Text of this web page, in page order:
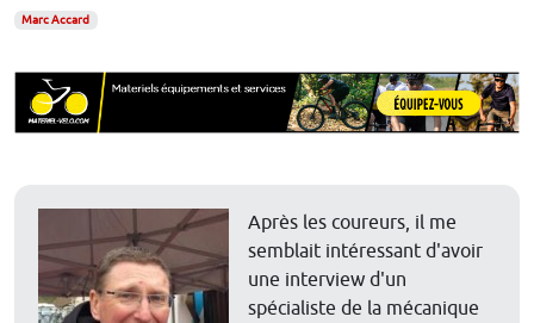
Marc Accard
Après les coureurs, il me
semblait intéressant d'avoir
une interview d'un
spécialiste de la mécanique